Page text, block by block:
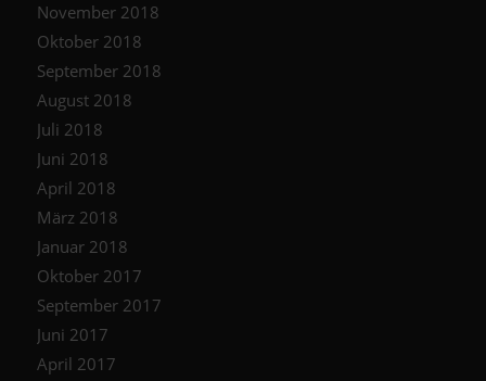
November 2018
Oktober 2018
September 2018
August 2018
Juli 2018
Juni 2018
April 2018
März 2018
Januar 2018
Oktober 2017
September 2017
Juni 2017
April 2017